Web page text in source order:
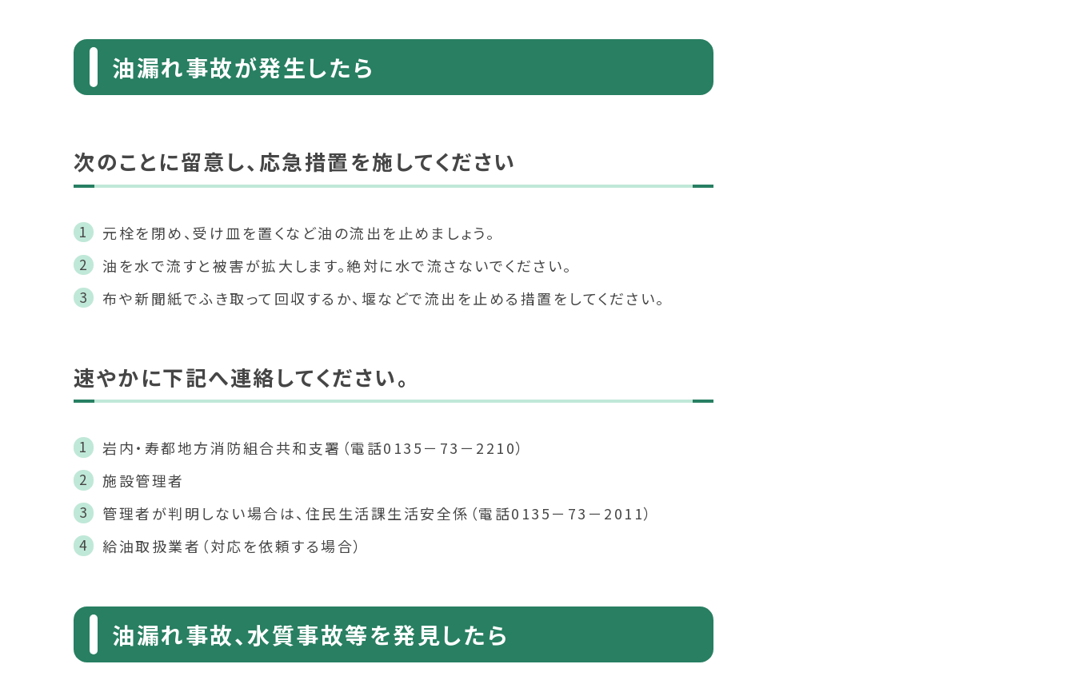
油漏れ事故が発生したら
次のことに留意し、応急措置を施してください
元栓を閉め、受け皿を置くなど油の流出を止めましょう。
油を水で流すと被害が拡大します。絶対に水で流さないでください。
布や新聞紙でふき取って回収するか、堰などで流出を止める措置をしてください。
速やかに下記へ連絡してください。
岩内・寿都地方消防組合共和支署（電話0135－73－2210）
施設管理者
管理者が判明しない場合は、住民生活課生活安全係（電話0135－73－2011）
給油取扱業者（対応を依頼する場合）
油漏れ事故、水質事故等を発見したら